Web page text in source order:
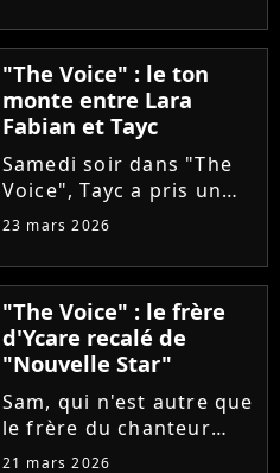
le chanteur révèle que
sa carrière a été
sabotée par une
personne malveillante
qui a...
"The Voice" : le ton
monte entre Lara
Fabian et Tayc
Samedi soir dans "The
Voice", Tayc a pris un
malin plaisir à bloquer
par une artiste d'origine
italienne, tout comme
elle. Agacée, la
chanteuse a réglé ses...
23 mars 2026
"The Voice" : le frère
d'Ycare recalé de
"Nouvelle Star"
Sam, qui n'est autre que
le frère du chanteur
Ycare, a rejoint
21 mars 2026